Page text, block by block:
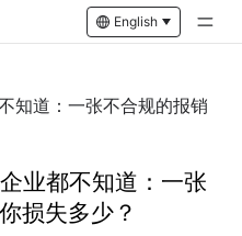
English
知道：一张不合规的报销
业都不知道：一张
损失多少？